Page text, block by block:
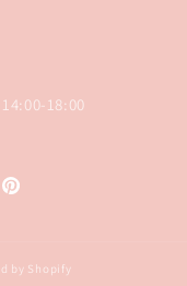
18:00
Pinterest
by Shopify